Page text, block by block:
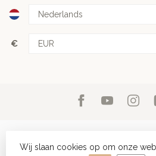
€
© Copyright 2026 PuurSpirits.nl-
Wij slaan cookies op om onze